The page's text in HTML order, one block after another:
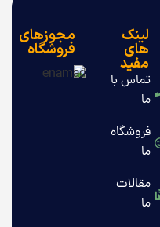
لینک
های
مفید
تماس با
ما
فروشگاه
ما
مقالات
ما
مجوزهای
فروشگاه